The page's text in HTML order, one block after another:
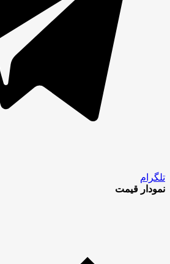
تلگرام
نمودار قیمت